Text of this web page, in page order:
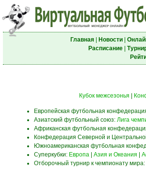
Главная| Новости|
Расписание|
Кубок межсезонья
Европейская футбольная
Азиатский футбольный союз: Лига
Африканская футбольная
Конфедерация Северной и
Южноамериканская футбольная
Суперкубки: Европа| Азия и Океания
Отборочный турнир к чемпионату мира: